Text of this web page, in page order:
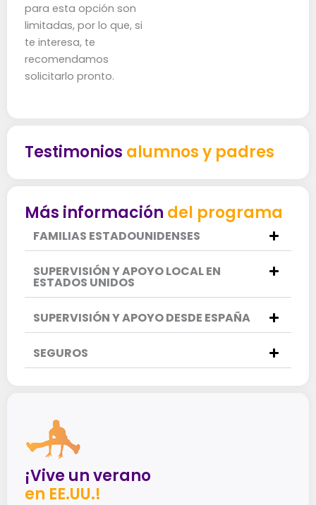
para esta opción son
limitadas, por lo que, si
te interesa, te
recomendamos
solicitarlo pronto.
Testimonios alumnos y padres
Más información del programa
FAMILIAS ESTADOUNIDENSES
SUPERVISIÓN Y APOYO LOCAL EN
ESTADOS UNIDOS
SUPERVISIÓN Y APOYO DESDE ESPAÑA
SEGUROS
¡Vive un verano
en EE.UU.!